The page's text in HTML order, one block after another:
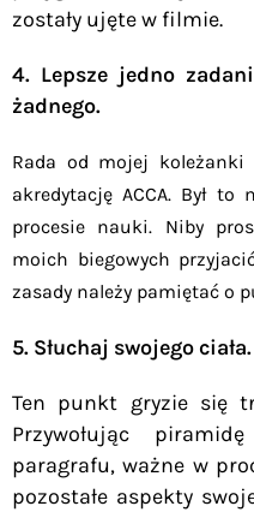
zostały ujęte w filmie.
4. Lepsze jedno
żadnego.
Rada od mojej
akredytację ACCA. Był
procesie nauki. Niby
moich biegowych
zasady należy pamiętać o
5. Słuchaj swojego ciała.
Ten punkt gryzie się
Przywołując
paragrafu, ważne w
pozostałe aspekty